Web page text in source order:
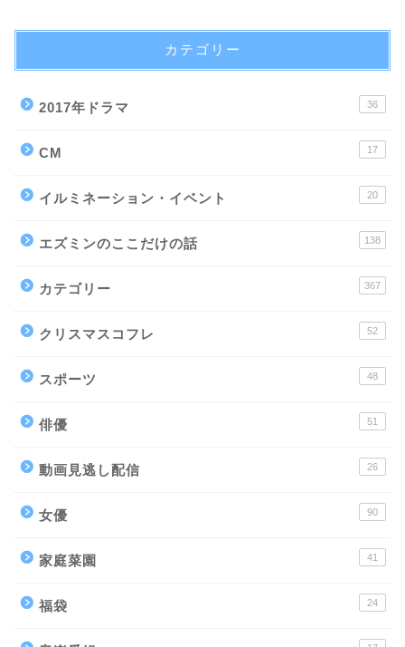
カテゴリー
2017年ドラマ 36
CM 17
イルミネーション・イベント 20
エズミンのここだけの話 138
カテゴリー 367
クリスマスコフレ 52
スポーツ 48
俳優 51
動画見逃し配信 26
女優 90
家庭菜園 41
福袋 24